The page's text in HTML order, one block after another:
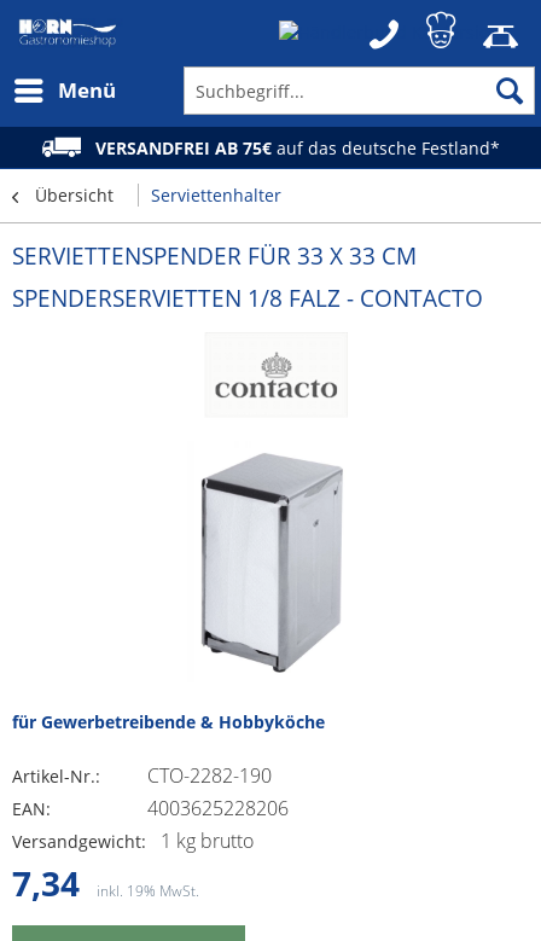
Menü
VERSANDFREI AB 75€ auf das deutsche Festland*
Übersicht Serviettenhalter
SERVIETTENSPENDER FÜR 33 X 33 CM
SPENDERSERVIETTEN 1/8 FALZ - CONTACTO
für Gewerbetreibende & Hobbyköche
Artikel-Nr.: CTO-2282-190
EAN: 4003625228206
Versandgewicht: 1 kg brutto
7,34 inkl. 19% MwSt.